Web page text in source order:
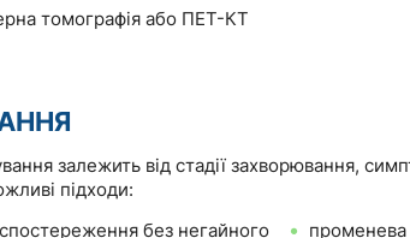
томографія або ПЕТ-КТ
залежить від стадії захворювання,
підходи:
без негайного
променева